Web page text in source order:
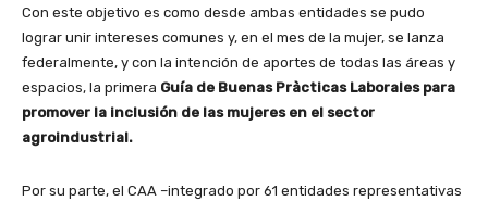
Con este objetivo es como desde ambas entidades se pudo
lograr unir intereses comunes y, en el mes de la mujer, se lanza
federalmente, y con la intención de aportes de todas las áreas y
espacios, la primera Guía de Buenas Pràcticas Laborales para
promover la inclusión de las mujeres en el sector
agroindustrial.
Por su parte, el CAA –integrado por 61 entidades representativas